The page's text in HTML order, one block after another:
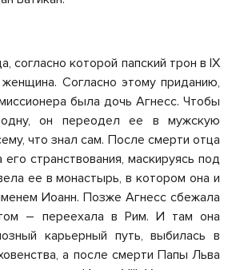
согласно которой папский трон в IX
Согласно этому приданию,
была дочь Агнесс. Чтобы
он переодел ее в мужскую
что знал сам. После смерти отца
странствования, маскируясь под
ее в монастырь, в котором она и
Иоанн. Позже Агнесс сбежала
– переехала в Рим. И там она
карьерный путь, выбилась в
а после смерти Папы Льва